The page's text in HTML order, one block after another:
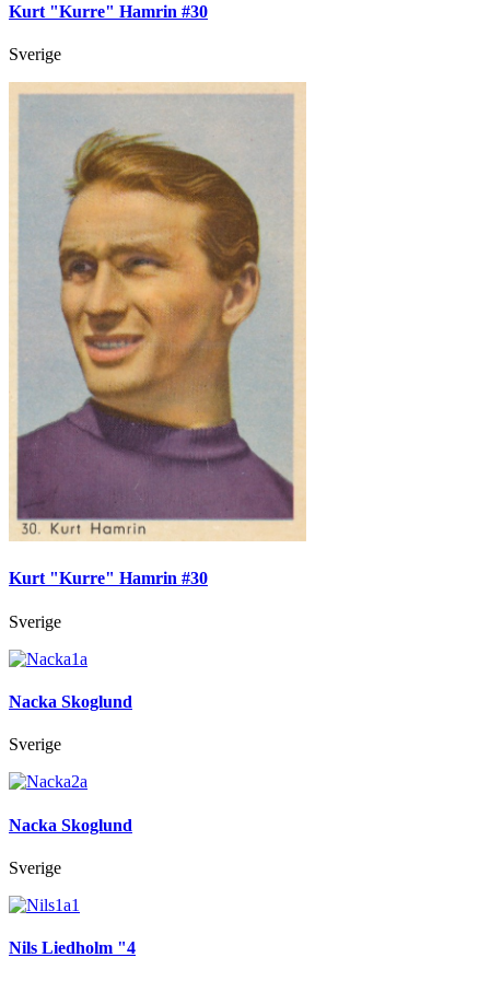
Kurt "Kurre" Hamrin #30
Sverige
Kurt "Kurre" Hamrin #30
Sverige
Nacka Skoglund
Sverige
Nacka Skoglund
Sverige
Nils Liedholm "4